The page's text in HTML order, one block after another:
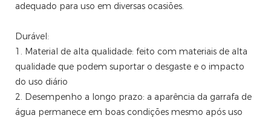
adequado para uso em diversas ocasiões.
Durável:
1. Material de alta qualidade: feito com materiais de alta
qualidade que podem suportar o desgaste e o impacto
do uso diário
2. Desempenho a longo prazo: a aparência da garrafa de
água permanece em boas condições mesmo após uso